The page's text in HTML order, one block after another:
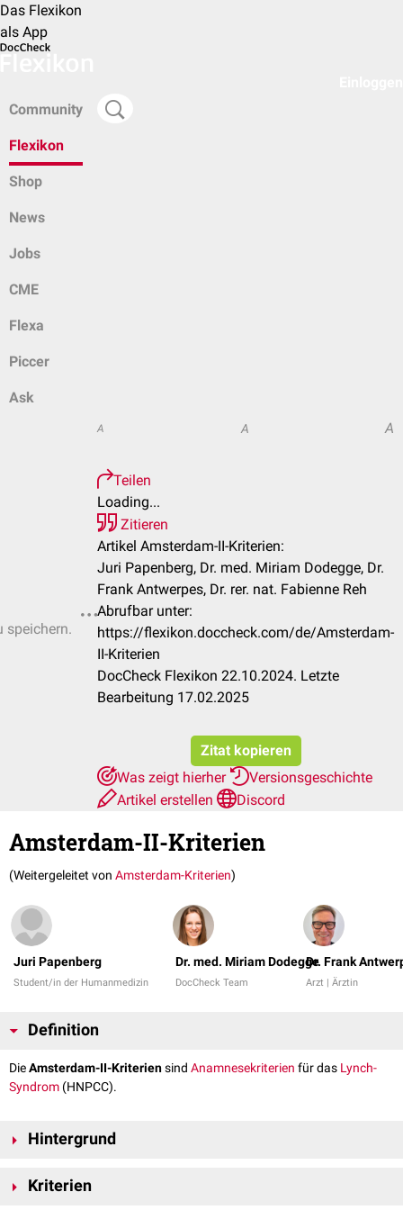
Das Flexikon
als App
Community
Flexikon
Shop
News
Jobs
CME
Flexa
Piccer
Ask
speichern.
A A A
Teilen
Loading...
Zitieren
Artikel Amsterdam-II-Kriterien:
Juri Papenberg, Dr. med. Miriam Dodegge, Dr.
Frank Antwerpes, Dr. rer. nat. Fabienne Reh
Abrufbar unter:
https://flexikon.doccheck.com/de/Amsterdam-
II-Kriterien
DocCheck Flexikon 22.10.2024. Letzte
Bearbeitung 17.02.2025
Zitat kopieren
Was zeigt hierher
Versionsgeschichte
Artikel erstellen
Discord
Amsterdam-II-Kriterien
(Weitergeleitet von Amsterdam-Kriterien)
Juri Papenberg
Student/in der Humanmedizin
Dr. med. Miriam Dodegge
DocCheck Team
Dr. Frank
Arzt | Ärztin
Definition
DieAmsterdam-II-Kriteriensind Anamnesekriterien für das Lynch-
Syndrom (HNPCC).
Hintergrund
Lynch-Syndroms eingeführt. Sie umfassen auch
Kriterien